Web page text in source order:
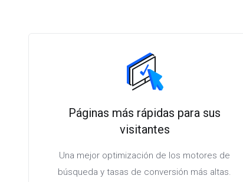
Páginas más rápidas para sus
visitantes
Una mejor optimización de los motores de
búsqueda y tasas de conversión más altas.